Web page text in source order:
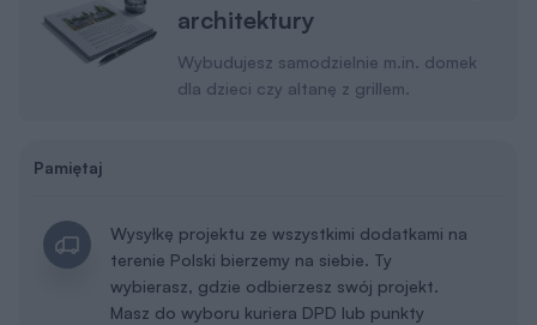
architektury
Wybudujesz samodzielnie m.in. domek
dla dzieci czy altanę z grillem.
Pamiętaj
Wysyłkę projektu ze wszystkimi dodatkami na
terenie Polski bierzemy na siebie. Ty
wybierasz, gdzie odbierzesz swój projekt.
Masz do wyboru kuriera DPD lub punkty